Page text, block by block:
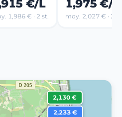
€/L
1,986 € · 2 st.
1,975 €/L
moy. 2,027 € · 2
2,130 €
2,233 €